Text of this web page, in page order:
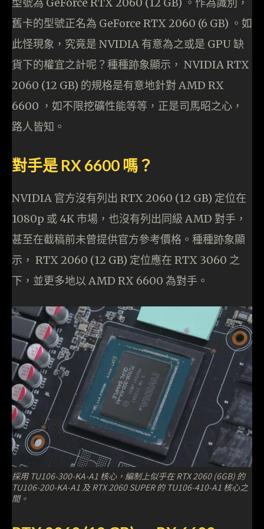
型號為 GeForce RTX 2060 (12 GB) 。作為識別，
舊卡的型號正名為 GeForce RTX 2060 (6 GB) 。如
此怪現象，究竟是 NVIDIA 有意為之或是 GPU 缺
貨下的權宜之計呢？種種跡象顯示， NVIDIA RTX
2060 (12 GB) 的規格是有意地針對 AMD RX
6600 ，如不限挖礦性能等等，正是司馬昭之心，
路人皆知。
對手是 RX 6600 嗎？
NVIDIA 官方沒有列出 RTX 2060 (12 GB) 定位在
1080p 或 4K 市場，也沒有列出同級 AMD 對手，
甚至在截稿前未曾提供官方參考價格。種種跡象顯
示， RTX 2060 (12 GB) 定位應在 RTX 3060 之
下，並更多地以 AMD RX 6600 為對手。
採用 TU106-300-KA-A1 核心，編制上似乎在 RTX 2060 (6GB) 的
TU106-200-KA-A1 及 RTX 2060 SUPER 的 TU106-410-A1 核心之
間。